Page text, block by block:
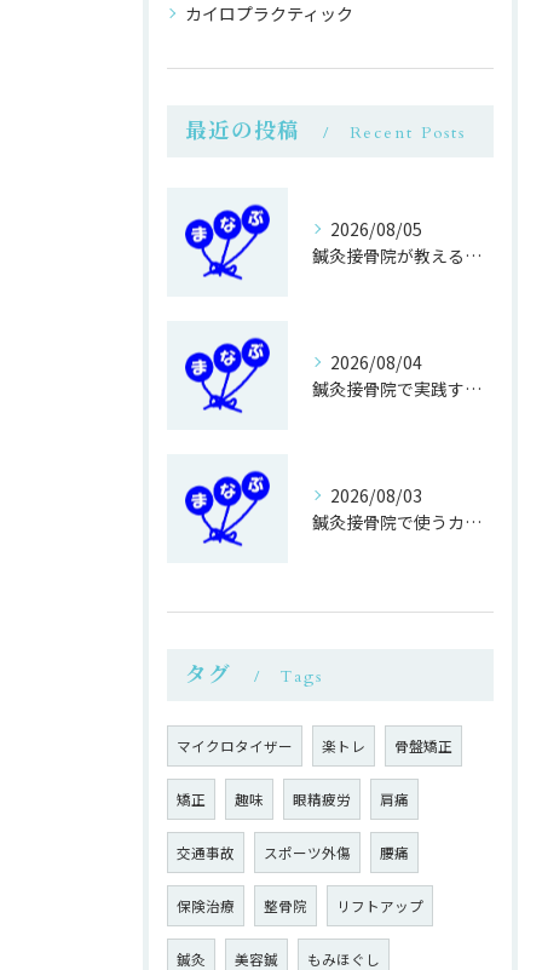
カイロプラクティック
最近の投稿 Recent Posts
2026/08/05
鍼灸接骨院が教える簡単運動不足対策
2026/08/04
鍼灸接骨院で実践する正しい歩き方改善法
2026/08/03
鍼灸接骨院で使うカイロ専用ベットの利点
タグ Tags
マイクロタイザー 楽トレ 骨盤矯正
矯正 趣味 眼精疲労 肩痛
交通事故 スポーツ外傷 腰痛
保険治療 整骨院 リフトアップ
鍼灸 美容鍼 もみほぐし